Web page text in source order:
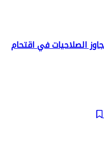
الصلاحيات في اقتحام